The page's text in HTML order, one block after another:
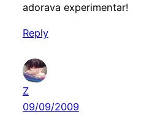
adorava experimentar!
Reply
Z
09/09/2009